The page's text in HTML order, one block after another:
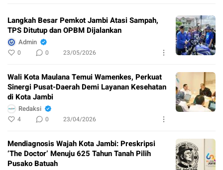
Langkah Besar Pemkot Jambi Atasi Sampah,
TPS Ditutup dan OPBM Dijalankan
Admin
0 0 23/05/2026
Wali Kota Maulana Temui Wamenkes, Perkuat
Sinergi Pusat-Daerah Demi Layanan Kesehatan
di Kota Jambi
Redaksi
4 0 23/04/2026
Mendiagnosis Wajah Kota Jambi: Preskripsi
‘The Doctor’ Menuju 625 Tahun Tanah Pilih
Pusako Batuah